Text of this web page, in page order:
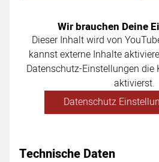
Wir brauchen Deine
Dieser Inhalt wird von
kannst externe Inhalte
Datenschutz-Einstellungen die
aktivierst.
Datenschutz
Technische Daten